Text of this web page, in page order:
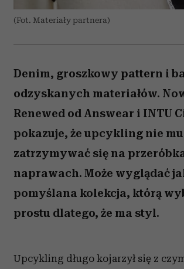
(Fot. Materiały partnera)
Denim, groszkowy pattern i
odzyskanych materiałów.
Renewed od Answear i INTU
pokazuje, że upcykling nie
zatrzymywać się na
naprawach. Może wyglądać
pomyślana kolekcja, którą
prostu dlatego, że ma styl.
Upcykling długo kojarzył się z